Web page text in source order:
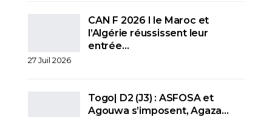
CAN F 2026 I le Maroc et
l’Algérie réussissent leur
entrée…
27 Juil 2026
Togo| D2 (J3) : ASFOSA et
Agouwa s’imposent, Agaza…